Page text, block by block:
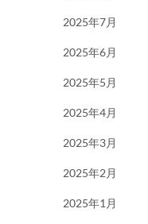
2025年7月
2025年6月
2025年5月
2025年4月
2025年3月
2025年2月
2025年1月